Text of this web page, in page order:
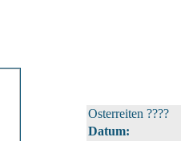
Osterreiten ????
Datum: